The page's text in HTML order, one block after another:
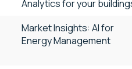
Analytics for your
Market Insights: AI for
Energy Management